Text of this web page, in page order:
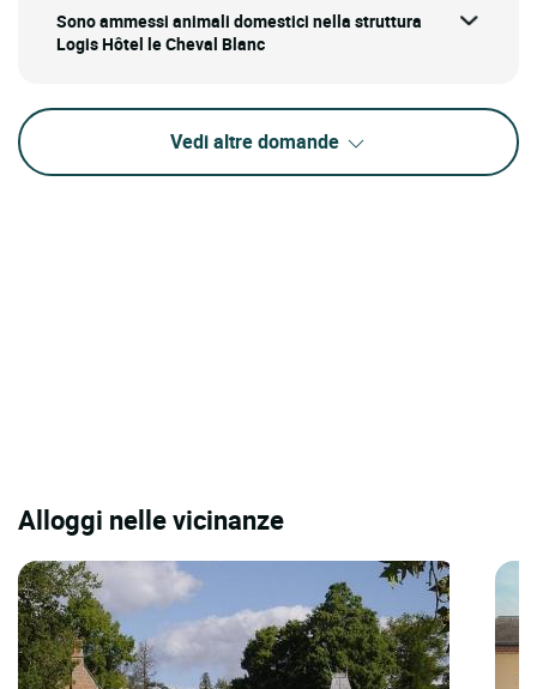
Sono ammessi animali domestici nella struttura
Logis Hôtel le Cheval Blanc
Vedi altre domande
Alloggi nelle vicinanze